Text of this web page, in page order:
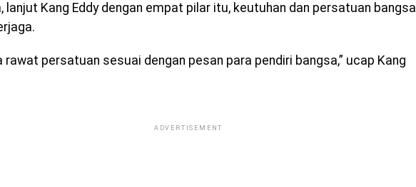
lanjut Kang Eddy dengan empat pilar itu, keutuhan dan persatuan bangsa
rawat persatuan sesuai dengan pesan para pendiri bangsa,” ucap Kang
ADVERTISEMENT